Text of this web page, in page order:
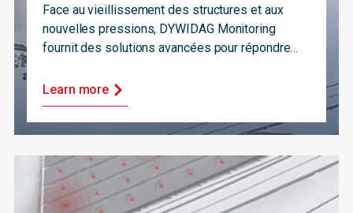
Face au vieillissement des structures et aux
nouvelles pressions, DYWIDAG Monitoring
fournit des solutions avancées pour répondre
structurelle.
Learn more